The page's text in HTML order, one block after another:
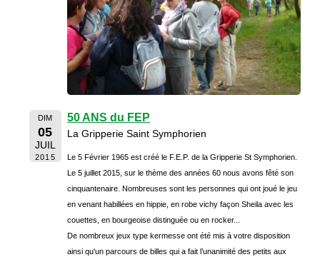
DIM
05
JUIL
2015
50 ANS du FEP
La Gripperie Saint Symphorien
Le 5 Février 1965 est créé le F.E.P. de la Gripperie St Symphorien.
Le 5 juillet 2015, sur le thème des années 60 nous avons fêté son
cinquantenaire. Nombreuses sont les personnes qui ont joué le jeu
en venant habillées en hippie, en robe vichy façon Sheila avec les
couettes, en bourgeoise distinguée ou en rocker...
De nombreux jeux type kermesse ont été mis à votre disposition
ainsi qu'un parcours de billes qui a fait l’unanimité des petits aux